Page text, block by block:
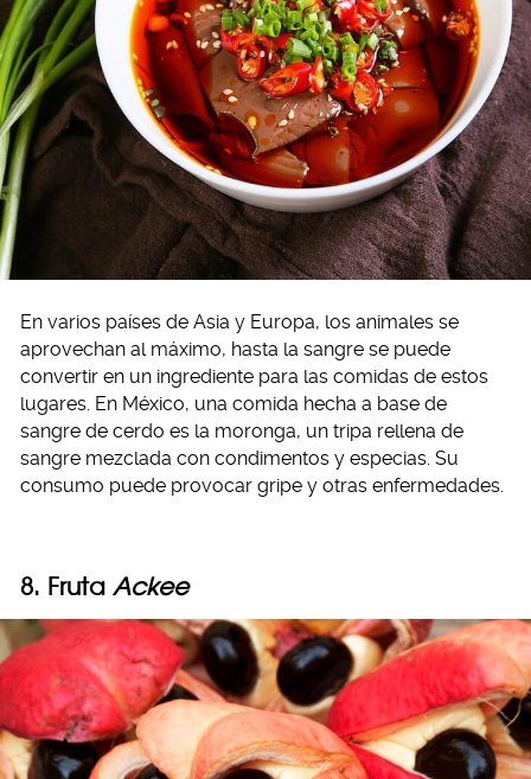
En varios países de Asia y Europa, los animales se
aprovechan al máximo, hasta la sangre se puede
convertir en un ingrediente para las comidas de estos
lugares. En México, una comida hecha a base de
sangre de cerdo es la moronga, un tripa rellena de
sangre mezclada con condimentos y especias. Su
consumo puede provocar gripe y otras enfermedades.
8. Fruta Ackee